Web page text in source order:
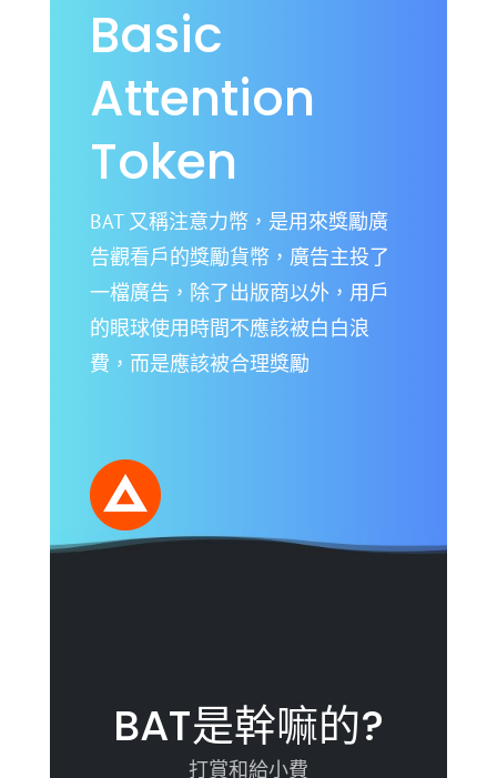
Basic
Attention
Token
BAT 又稱注意力幣，是用來獎勵廣
告觀看戶的獎勵貨幣，廣告主投了
一檔廣告，除了出版商以外，用戶
的眼球使用時間不應該被白白浪
費，而是應該被合理獎勵
BAT是幹嘛的?
打賞和給小費